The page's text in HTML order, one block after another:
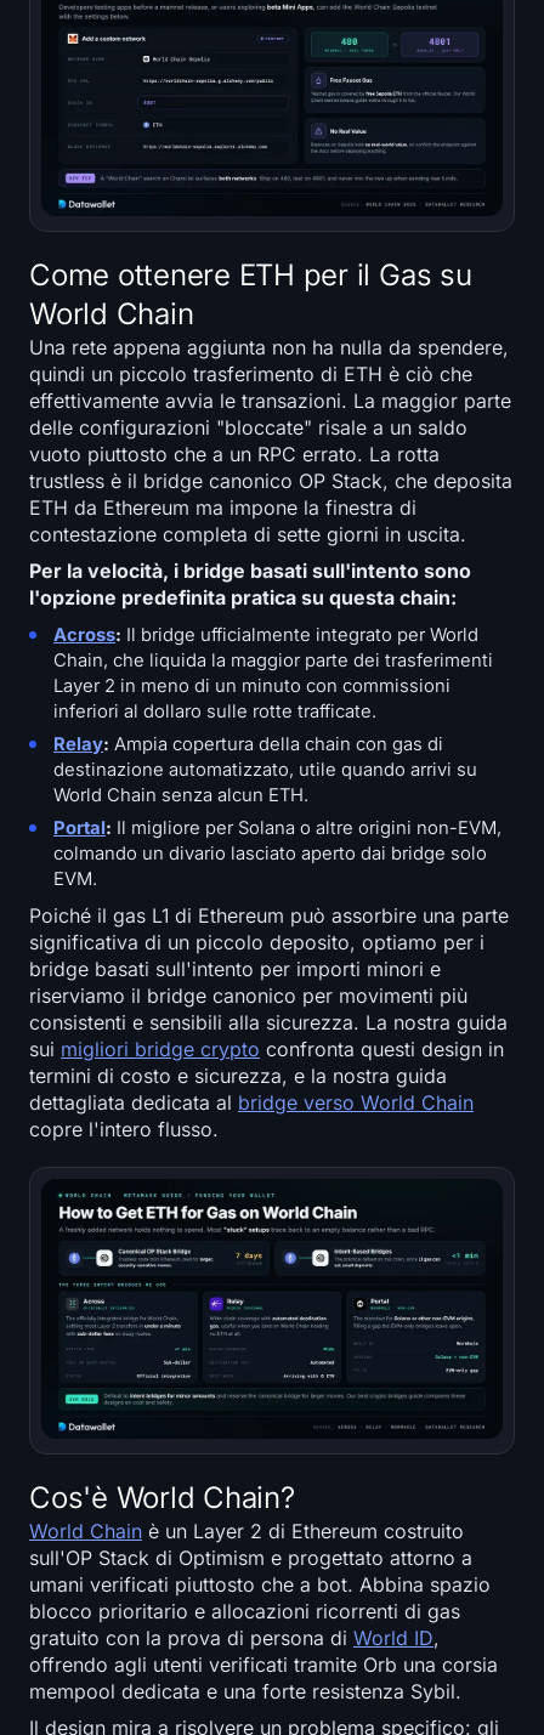
Come ottenere ETH per il Gas su
World Chain
Una rete appena aggiunta non ha nulla da spendere,
quindi un piccolo trasferimento di ETH è ciò che
effettivamente avvia le transazioni. La maggior parte
delle configurazioni "bloccate" risale a un saldo
vuoto piuttosto che a un RPC errato. La rotta
trustless è il bridge canonico OP Stack, che deposita
ETH da Ethereum ma impone la finestra di
contestazione completa di sette giorni in uscita.
Per la velocità, i bridge basati sull'intento sono
l'opzione predefinita pratica su questa chain:
Across: Il bridge ufficialmente integrato per World
Chain, che liquida la maggior parte dei trasferimenti
Layer 2 in meno di un minuto con commissioni
inferiori al dollaro sulle rotte trafficate.
Relay: Ampia copertura della chain con gas di
destinazione automatizzato, utile quando arrivi su
World Chain senza alcun ETH.
Portal: Il migliore per Solana o altre origini non-EVM,
colmando un divario lasciato aperto dai bridge solo
EVM.
Poiché il gas L1 di Ethereum può assorbire una parte
significativa di un piccolo deposito, optiamo per i
bridge basati sull'intento per importi minori e
riserviamo il bridge canonico per movimenti più
consistenti e sensibili alla sicurezza. La nostra guida
sui migliori bridge crypto confronta questi design in
termini di costo e sicurezza, e la nostra guida
dettagliata dedicata al bridge verso World Chain
copre l'intero flusso.
Cos'è World Chain?
World Chain è un Layer 2 di Ethereum costruito
sull'OP Stack di Optimism e progettato attorno a
umani verificati piuttosto che a bot. Abbina spazio
blocco prioritario e allocazioni ricorrenti di gas
gratuito con la prova di persona di World ID,
offrendo agli utenti verificati tramite Orb una corsia
mempool dedicata e una forte resistenza Sybil.
Il design mira a risolvere un problema specifico: gli